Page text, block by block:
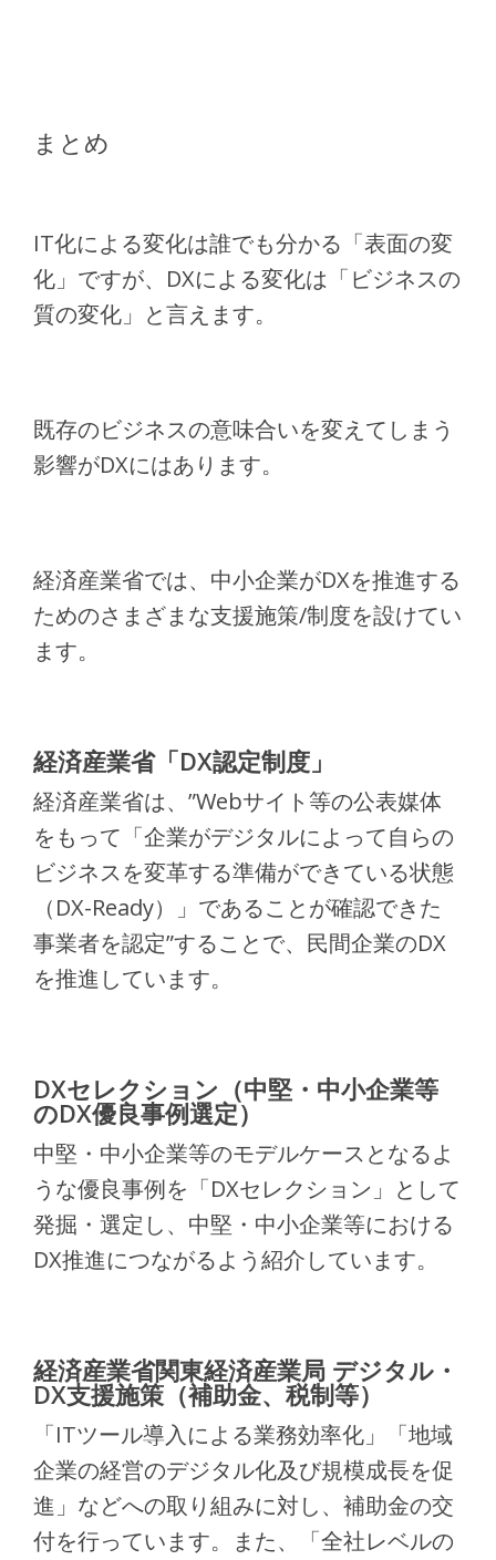
まとめ
IT化による変化は誰でも分かる「表面の変
化」ですが、DXによる変化は「ビジネスの
質の変化」と言えます。
既存のビジネスの意味合いを変えてしまう
影響がDXにはあります。
経済産業省では、中小企業がDXを推進する
ためのさまざまな支援施策/制度を設けてい
ます。
経済産業省「DX認定制度」
経済産業省は、”Webサイト等の公表媒体
をもって「企業がデジタルによって自らの
ビジネスを変革する準備ができている状態
（DX-Ready）」であることが確認できた
事業者を認定”することで、民間企業のDX
を推進しています。
DXセレクション（中堅・中小企業等
のDX優良事例選定）
中堅・中小企業等のモデルケースとなるよ
うな優良事例を「DXセレクション」として
発掘・選定し、中堅・中小企業等における
DX推進につながるよう紹介しています。
経済産業省関東経済産業局 デジタル・
DX支援施策（補助金、税制等）
「ITツール導入による業務効率化」「地域
企業の経営のデジタル化及び規模成長を促
進」などへの取り組みに対し、補助金の交
付を行っています。また、「全社レベルの